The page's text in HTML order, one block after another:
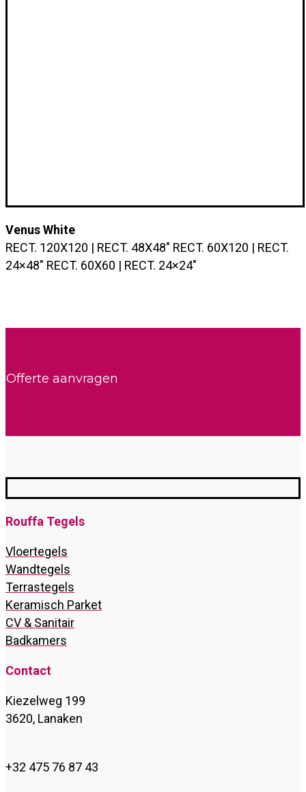
Venus White
RECT. 120X120 | RECT. 48X48″ RECT. 60X120 | RECT.
24×48″ RECT. 60X60 | RECT. 24×24″
Offerte aanvragen
Rouffa Tegels
Vloertegels
Wandtegels
Terrastegels
Keramisch Parket
CV & Sanitair
Badkamers
Contact
Kiezelweg 199
3620, Lanaken
+32 475 76 87 43